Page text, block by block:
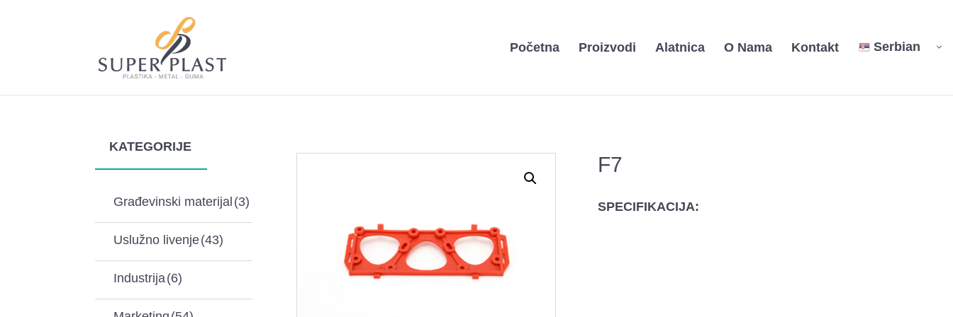
Početna Proizvodi Alatnica O Nama Kontakt Serbian
KATEGORIJE
Građevinski materijal (3)
Uslužno livenje(43)
Industrija (6)
F7
SPECIFIKACIJA: